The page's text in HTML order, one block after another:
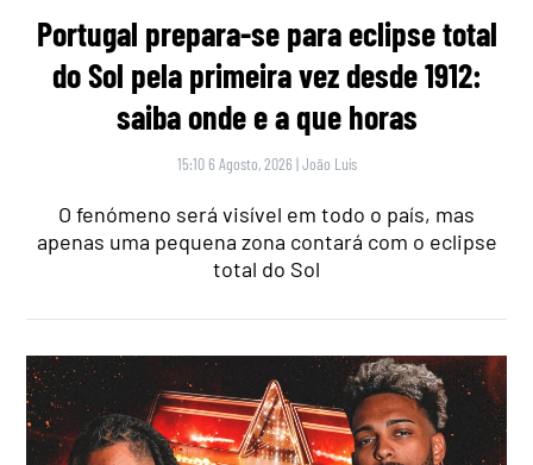
Portugal prepara-se para eclipse total
do Sol pela primeira vez desde 1912:
saiba onde e a que horas
15:10 6 Agosto, 2026 |João Luís
O fenómeno será visível em todo o país, mas
apenas uma pequena zona contará com o eclipse
total do Sol